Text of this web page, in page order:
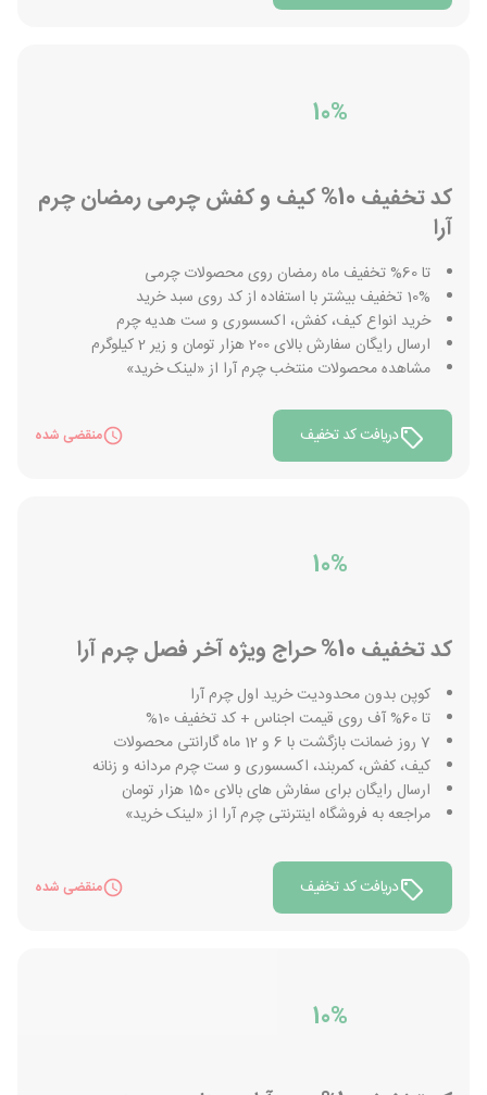
10%
کد تخفیف 10% کیف و کفش چرمی رمضان چرم
آرا
تا 60% تخفیف ماه رمضان روی محصولات چرمی
10% تخفیف بیشتر با استفاده از کد روی سبد خرید
خرید انواع کیف، کفش، اکسسوری و ست هدیه چرم
ارسال رایگان سفارش بالای 200 هزار تومان و زیر 2 کیلوگرم
مشاهده محصولات منتخب چرم آرا از «لینک خرید»
دریافت کد تخفیف منقضی شده
10%
کد تخفیف 10% حراج ویژه آخر فصل چرم آرا
کوپن بدون محدودیت خرید اول چرم آرا
تا 60% آف روی قیمت اجناس + کد تخفیف 10%
7 روز ضمانت بازگشت با 6 و 12 ماه گارانتی محصولات
کیف، کفش، کمربند، اکسسوری و ست چرم مردانه و زنانه
ارسال رایگان برای سفارش های بالای 150 هزار تومان
مراجعه به فروشگاه اینترنتی چرم آرا از «لینک خرید»
دریافت کد تخفیف منقضی شده
10%